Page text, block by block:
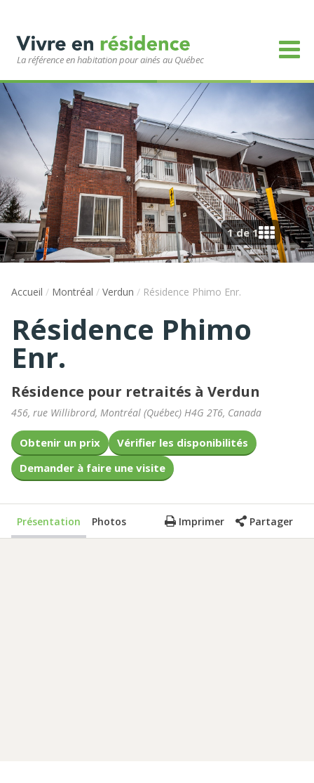
La référence en habitation pour ainés au Québec
1 de 1
Accueil / Montréal / Verdun / Résidence Phimo Enr.
Résidence Phimo
Enr.
Résidence pour retraités à Verdun
456, rue Willibrord, Montréal (Québec) H4G 2T6, Canada
Obtenir un prix
Vérifier les disponibilités
Demander à faire une visite
Présentation Photos Imprimer Partager